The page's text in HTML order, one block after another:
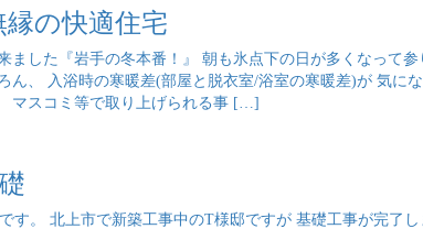
の快適住宅
ました『岩手の冬本番！』 朝も氷点下の日が多くなって
ん、 入浴時の寒暖差(部屋と脱衣室/浴室の寒暖差)が 気
マスコミ等で取り上げられる事 […]
す。 北上市で新築工事中のT様邸ですが 基礎工事が完了